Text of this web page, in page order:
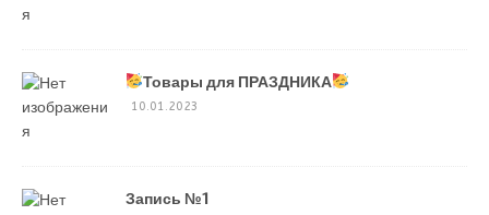
Товары для ПРАЗДНИКА
10.01.2023
Запись №1